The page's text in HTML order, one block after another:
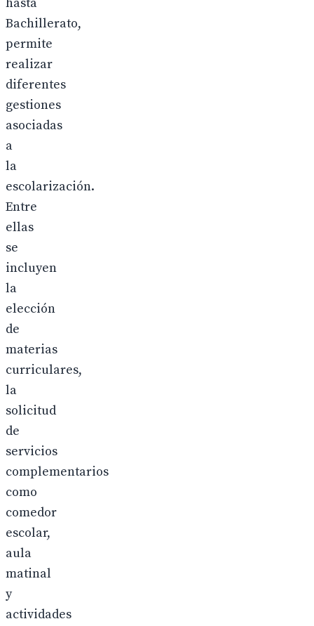
Bachillerato,
permite
realizar
diferentes
gestiones
asociadas
a
la
escolarización.
Entre
ellas
se
incluyen
la
elección
de
materias
curriculares,
la
solicitud
de
servicios
complementarios
como
comedor
escolar,
aula
matinal
y
actividades